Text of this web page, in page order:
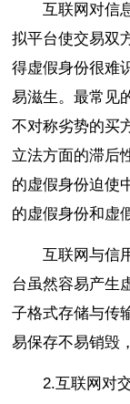
互联网对信
拟平台使交易双
得虚假身份很难
易滋生。最常见
不对称劣势的买
立法方面的滞后
的虚假身份迫使
的虚假身份和虚
互联网与信
台虽然容易产生
子格式存储与传
易保存不易销毁
2.互联网对